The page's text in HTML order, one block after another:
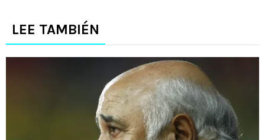
LEE TAMBIÉN